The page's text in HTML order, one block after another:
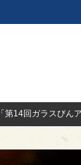
第14回ガラスび